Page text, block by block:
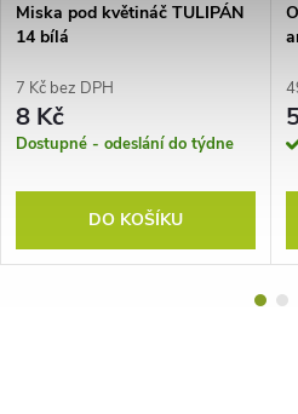
Miska pod květináč TULIPÁN
14 bílá
7 Kč bez DPH
8 Kč
Dostupné - odeslání do týdne
DO KOŠÍKU